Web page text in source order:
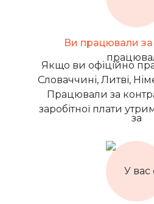
Ви працювали
Якщо ви офіційно
Словаччині, Литві,
Працювали за
заробітної плати